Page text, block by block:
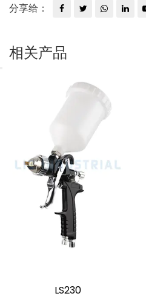
分享给：
相关产品
LS230